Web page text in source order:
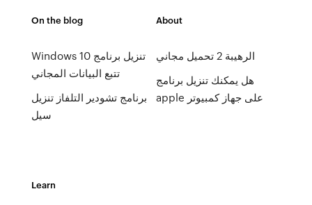
On the blog
Windows 10 تنزيل برنامج
تتبع البيانات المجاني
برنامج تشودير التلفاز تنزيل
سيل
About
الرهيبة 2 تحميل مجاني
هل يمكنك تنزيل برنامج
apple على جهاز كمبيوتر
Learn